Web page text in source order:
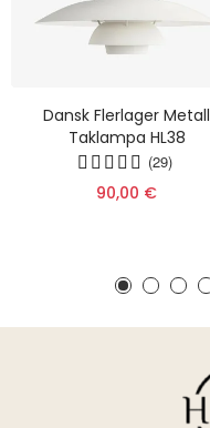
Dansk Flerlager Metall
Taklampa HL38
(29)
90,00 €